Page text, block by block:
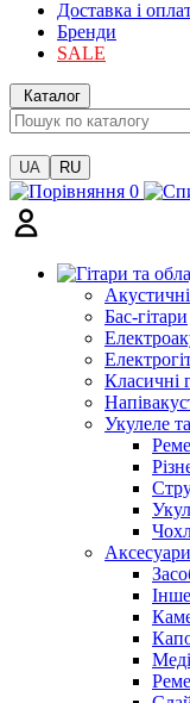
Доставка і
Бренди
SALE
Каталог
UA RU
0
Акустичні
Бас-гітари
Класичні
Укулеле